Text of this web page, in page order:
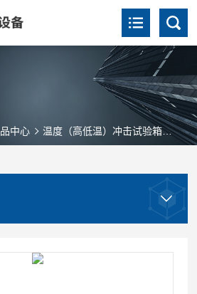
中心 温度（高低温）冲击试验箱 三